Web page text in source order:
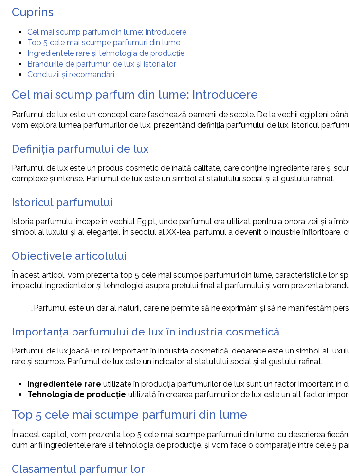
Cuprins
Cel mai scump parfum din lume: Introducere
Top 5 cele mai scumpe parfumuri din lume
Ingredientele rare și tehnologia de producție
Brandurile de parfumuri de lux și istoria lor
Concluzii și recomandări
Cel mai scump parfum din lume: Introducere
Parfumul de lux este un concept care fascinează oamenii de secole. De la vechii egipteni
vom explora lumea parfumurilor de lux, prezentând definiția parfumului de lux, istoricul
Definiția parfumului de lux
Parfumul de lux este un produs cosmetic de înaltă calitate, care conține ingrediente rare și
complexe și intense. Parfumul de lux este un simbol al statutului social și al gustului rafinat.
Istoricul parfumului
Istoria parfumului începe în vechiul Egipt, unde parfumul era utilizat pentru a onora zeii și a
simbol al luxului și al eleganței. În secolul al XX-lea, parfumul a devenit o industrie înfloritoare,
Obiectivele articolului
În acest articol, vom prezenta top 5 cele mai scumpe parfumuri din lume, caracteristicile lor
impactul ingredientelor și tehnologiei asupra prețului final al parfumului și vom prezenta
„Parfumul este un dar al naturii, care ne permite să ne exprimăm și să ne manifestăm
Importanța parfumului de lux în industria cosmetică
Parfumul de lux joacă un rol important în industria cosmetică, deoarece este un simbol al
rare și scumpe. Parfumul de lux este un indicator al statutului social și al gustului rafinat.
Ingredientele rare utilizate în producția parfumurilor de lux sunt un factor important în
Tehnologia de producție utilizată în crearea parfumurilor de lux este un alt factor
Top 5 cele mai scumpe parfumuri din lume
În acest capitol, vom prezenta top 5 cele mai scumpe parfumuri din lume, cu descrierea
cum ar fi ingredientele rare și tehnologia de producție, și vom face o comparație între cele 5
Clasamentul parfumurilor